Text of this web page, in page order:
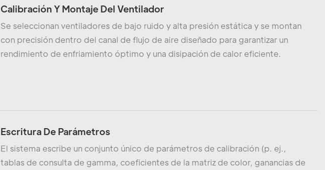
Calibración Y Montaje Del Ventilador
Se seleccionan ventiladores de bajo ruido y alta presión estática y se montan
con precisión dentro del canal de flujo de aire diseñado para garantizar un
rendimiento de enfriamiento óptimo y una disipación de calor eficiente.
Escritura De Parámetros
El sistema escribe un conjunto único de parámetros de calibración (p. ej.,
tablas de consulta de gamma, coeficientes de la matriz de color, ganancias de